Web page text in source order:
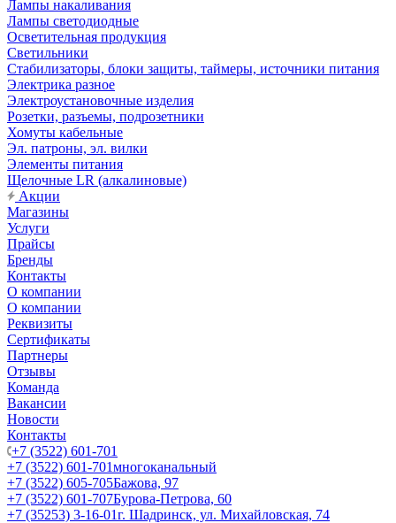
Лампы накаливания
Лампы светодиодные
Осветительная продукция
Светильники
Стабилизаторы, блоки защиты, таймеры, источники питания
Электрика разное
Электроустановочные изделия
Розетки, разъемы, подрозетники
Хомуты кабельные
Эл. патроны, эл. вилки
Элементы питания
Щелочные LR (алкалиновые)
Акции
Магазины
Услуги
Прайсы
Бренды
Контакты
О компании
О компании
Реквизиты
Сертификаты
Партнеры
Отзывы
Команда
Вакансии
Новости
Контакты
+7 (3522) 601-701
+7 (3522) 601-701многоканальный
+7 (3522) 605-705Бажова, 97
+7 (3522) 601-707Бурова-Петрова, 60
+7 (35253) 3-16-01г. Шадринск, ул. Михайловская, 74